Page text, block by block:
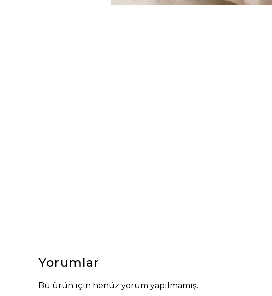
Yorumlar
Bu ürün için henüz yorum yapılmamış.